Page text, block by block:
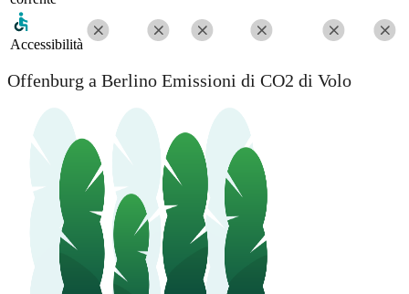
Accessibilità
Offenburg a Berlino Emissioni di CO2 di Volo